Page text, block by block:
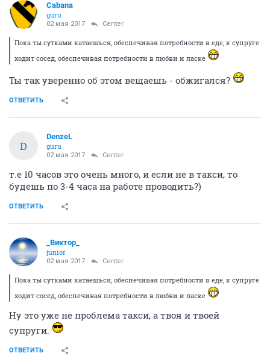
Cabana
guru
02 мая 2017 Center
Пока ты сутками катаешься, обеспечивая потребности в еде, к супруге
ходит сосед, обеспечивая потребности в любви и ласке
Ты так уверенно об этом вещаешь - обжигался?
ОТВЕТИТЬ
D
DenzeL
guru
02 мая 2017 Center
т.е 10 часов это очень много, и если не в такси, то
будешь по 3-4 часа на работе проводить?)
ОТВЕТИТЬ
_Виктор_
juniоr
02 мая 2017 Center
Пока ты сутками катаешься, обеспечивая потребности в еде, к супруге
ходит сосед, обеспечивая потребности в любви и ласке
Ну это уже не проблема такси, а твоя и твоей
супруги.
ОТВЕТИТЬ